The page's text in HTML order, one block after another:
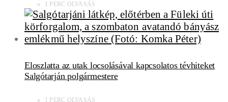
1 PERC OLVASÁS
Eloszlatta az utak locsolásával kapcsolatos tévhiteket
Salgótarján polgármestere
1 PERC OLVASÁS